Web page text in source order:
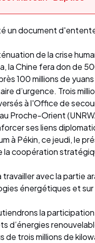
un document
de la crise
la Chine fera don de
100 millions de
d’urgence. Trois
à l'Office de
Proche-Orient
ses liens
à Pékin, ce jeudi, le
coopération
travailler avec la partie
énergétiques et
la
d’énergies
de trois millions de